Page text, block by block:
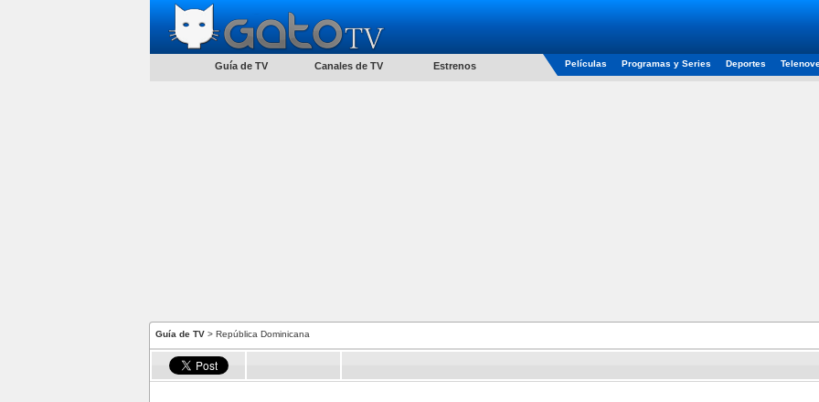
Guía de TV Canales de TV Estrenos Películas Programas y Series Deportes
Guía de TV > República Dominicana